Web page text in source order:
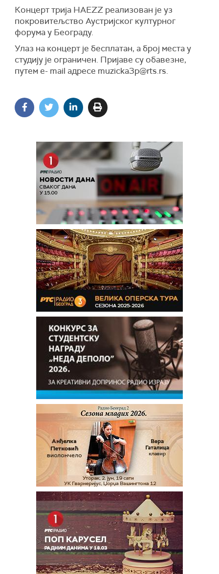
Концерт трија HAEZZ реализован је уз
покровитељство Аустријског културног
форума у Београду.
Улаз на концерт је бесплатан, а број места у
студију је ограничен. Пријаве су обавезне,
путем е- mail адресе muzicka3p@rts.rs.